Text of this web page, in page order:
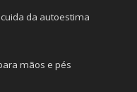
da autoestima
mãos e pés